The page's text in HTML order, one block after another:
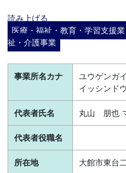
読み上げる
医療・福祉・教育・学習支援業
祉・介護事業
事業所名カナ
ユウゲンガ
イッシンドウ
代表者氏名 丸山 朋也
代表者役職名
所在地 大館市東台